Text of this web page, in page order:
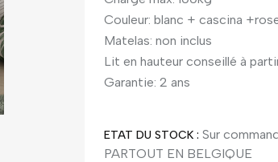
Couleur: blanc + cascina
Matelas: non inclus
Lit en hauteur conseillé à
Garantie: 2 ans
ETAT DU STOCK : Sur
PARTOUT EN BELGIQUE